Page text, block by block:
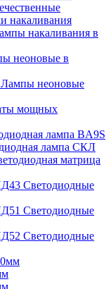
накаливания
накаливания в
неоновые в
Лампы неоновые
мощных
лампа BA9S
лампа СКЛ
матрица
Светодиодные
Светодиодные
Светодиодные